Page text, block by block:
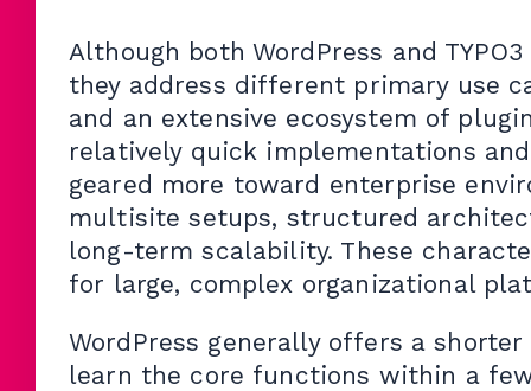
Although both WordPress and
they address different primary use
and an extensive ecosystem of
relatively quick implementations
geared more toward enterprise
multisite setups, structured
long-term scalability. These
for large, complex organizational
WordPress generally offers a
learn the core functions within a